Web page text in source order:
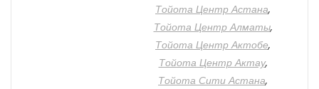
Тойота Центр Астана,
Тойота Центр Алматы,
Тойота Центр Актобе,
Тойота Центр Актау,
Тойота Сити Астана,